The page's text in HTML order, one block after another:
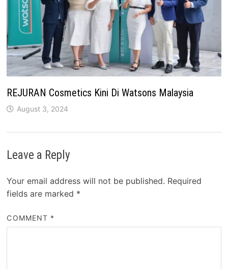
REJURAN Cosmetics Kini Di Watsons Malaysia
August 3, 2024
Leave a Reply
Your email address will not be published. Required
fields are marked *
COMMENT *